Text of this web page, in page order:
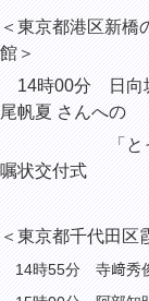
＜東京都港区新橋
館＞
14時00分 日向
尾帆夏 さんへの
「とっとり
嘱状交付式
＜東京都千代田区
14時55分 寺﨑秀